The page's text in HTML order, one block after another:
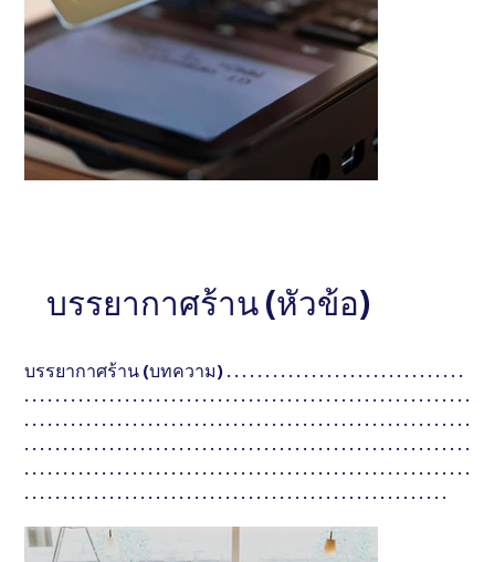
อธิบายสั้น ๆ . . . . . . . . . . . . . . . . . . . . . . . . . . . . . .
. . . . . . . . . . . . . . . . . . . . . . . . . . . . . .
บรรยากาศร้าน (หัวข้อ)
บรรยากาศร้าน (บทความ) . . . . . . . . . . . . . . . . . . . . . . . . . . . . . . .
. . . . . . . . . . . . . . . . . . . . . . . . . . . . . . . . . . . . . . . . . . . . . . . . . . . . . . . . . .
. . . . . . . . . . . . . . . . . . . . . . . . . . . . . . . . . . . . . . . . . . . . . . . . . . . . . . . . . .
. . . . . . . . . . . . . . . . . . . . . . . . . . . . . . . . . . . . . . . . . . . . . . . . . . . . . . . . . .
. . . . . . . . . . . . . . . . . . . . . . . . . . . . . . . . . . . . . . . . . . . . . . . . . . . . . . . . . .
. . . . . . . . . . . . . . . . . . . . . . . . . . . . . . . . . . . . . . . . . . . . . . . . . . . . . . .